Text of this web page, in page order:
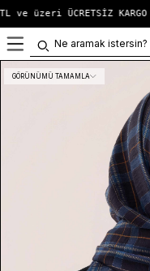
ve üzeri ÜCRETSİZ KARGO
GÖRÜNÜMÜ TAMAMLA